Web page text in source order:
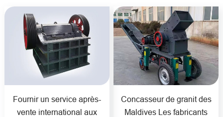
Fournir un service après-
vente international aux
Concasseur de granit des
Maldives Les fabricants